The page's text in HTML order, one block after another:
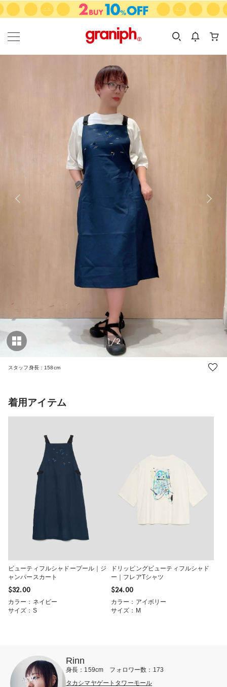
カテゴリーから探す
KIDS
カテゴリ
サイズ
1/2
スタッフ身長：158cm
着用アイテム
ビューティフルシャドープール｜ジ
ャンパースカート
$‌32.00
カラー：ネイビー
サイズ：S
ドリッピングビューティフルシャド
ー｜フレアTシャツ
$‌24.00
カラー：アイボリー
サイズ：M
Rinn
身長：159cm フォロワー数：173
タカシマヤゲートタワーモール